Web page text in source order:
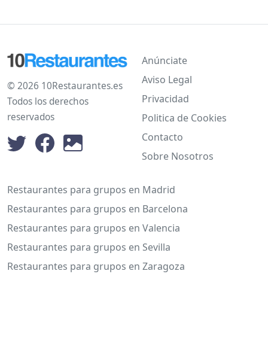
© 2026 10Restaurantes.es
Todos los derechos
reservados
Anúnciate
Aviso Legal
Privacidad
Politica de Cookies
Contacto
Sobre Nosotros
Restaurantes para grupos en Madrid
Restaurantes para grupos en Barcelona
Restaurantes para grupos en Valencia
Restaurantes para grupos en Sevilla
Restaurantes para grupos en Zaragoza